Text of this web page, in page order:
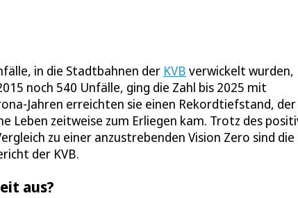
in die Stadtbahnen der KVB verwickelt wurden,
noch 540 Unfälle, ging die Zahl bis 2025 mit
Jahren erreichten sie einen Rekordtiefstand, der
Leben zeitweise zum Erliegen kam. Trotz des
zu einer anzustrebenden Vision Zero sind die
der KVB.
aus?